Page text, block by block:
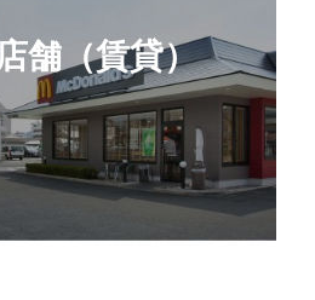
舗（賃貸）